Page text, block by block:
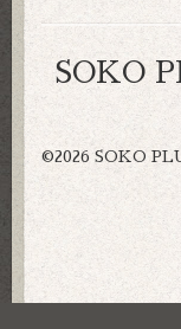
SOKO
©2026SOKO